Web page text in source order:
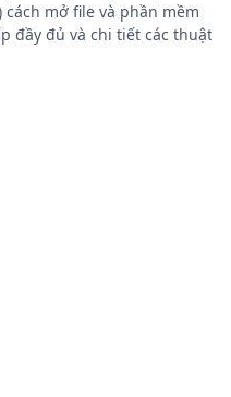
mở file và phần mềm
đầy đủ và chi tiết các thuật